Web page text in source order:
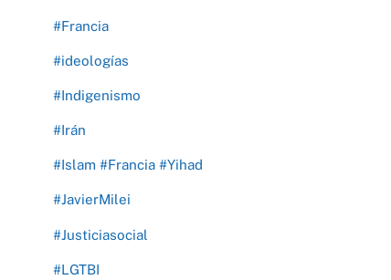
#Francia
#ideologías
#Indigenismo
#Irán
#Islam #Francia #Yihad
#JavierMilei
#Justiciasocial
#LGTBI